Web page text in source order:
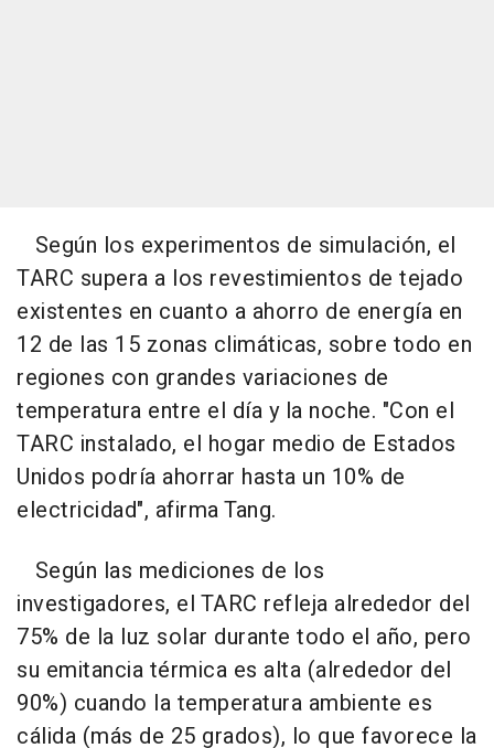
Según los experimentos de simulación, el
TARC supera a los revestimientos de tejado
existentes en cuanto a ahorro de energía en
12 de las 15 zonas climáticas, sobre todo en
regiones con grandes variaciones de
temperatura entre el día y la noche. "Con el
TARC instalado, el hogar medio de Estados
Unidos podría ahorrar hasta un 10% de
electricidad", afirma Tang.
Según las mediciones de los
investigadores, el TARC refleja alrededor del
75% de la luz solar durante todo el año, pero
su emitancia térmica es alta (alrededor del
90%) cuando la temperatura ambiente es
cálida (más de 25 grados), lo que favorece la